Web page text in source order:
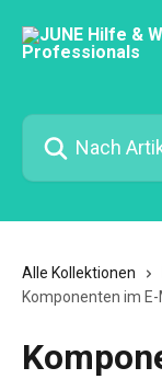
Nach Artikeln
Alle Kollektionen
Komponenten im